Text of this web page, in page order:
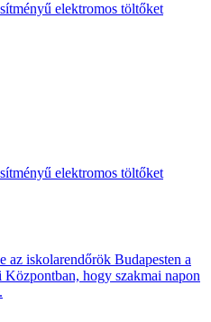
elektromos töltőket
elektromos töltőket
az iskolarendőrök Budapesten a
Központban, hogy szakmai napon